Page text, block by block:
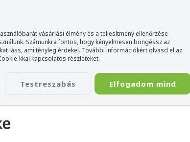
vásárlási élmény és a teljesítmény ellenőrzése
Számunkra fontos, hogy kényelmesen böngéssz az
láss, ami tényleg érdekel. További információkért olvasd el az
kkal kapcsolatos részleteket.
Testreszabás Elfogadom mind
KIEGÉSZÍTŐ KAPCSOLAT